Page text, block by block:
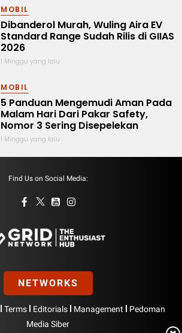
MOBIL
Dibanderol Murah, Wuling Aira EV
Standard Range Sudah Rilis di GIIAS
2026
1 Minggu yang lalu
MOBIL
5 Panduan Mengemudi Aman Pada
Malam Hari Dari Pakar Safety,
Nomor 3 Sering Disepelekan
1 Minggu yang lalu
Find Us on Social Media:
NETWORKS
Terms Editorials Management
Pedoman
Media Siber